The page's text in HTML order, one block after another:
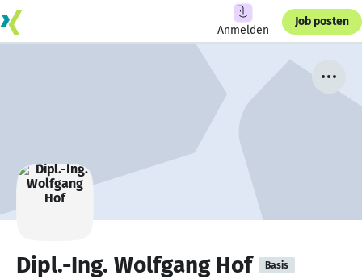
Anmelden
Job posten
Dipl.-Ing. Wolfgang Hof Basis